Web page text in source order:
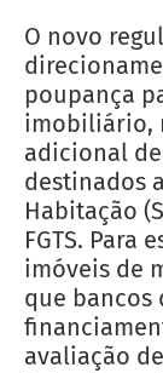
O novo
poupança
imobiliário,
adicional de
destinados
Habitação
FGTS. Para
imóveis de
que bancos
avaliação